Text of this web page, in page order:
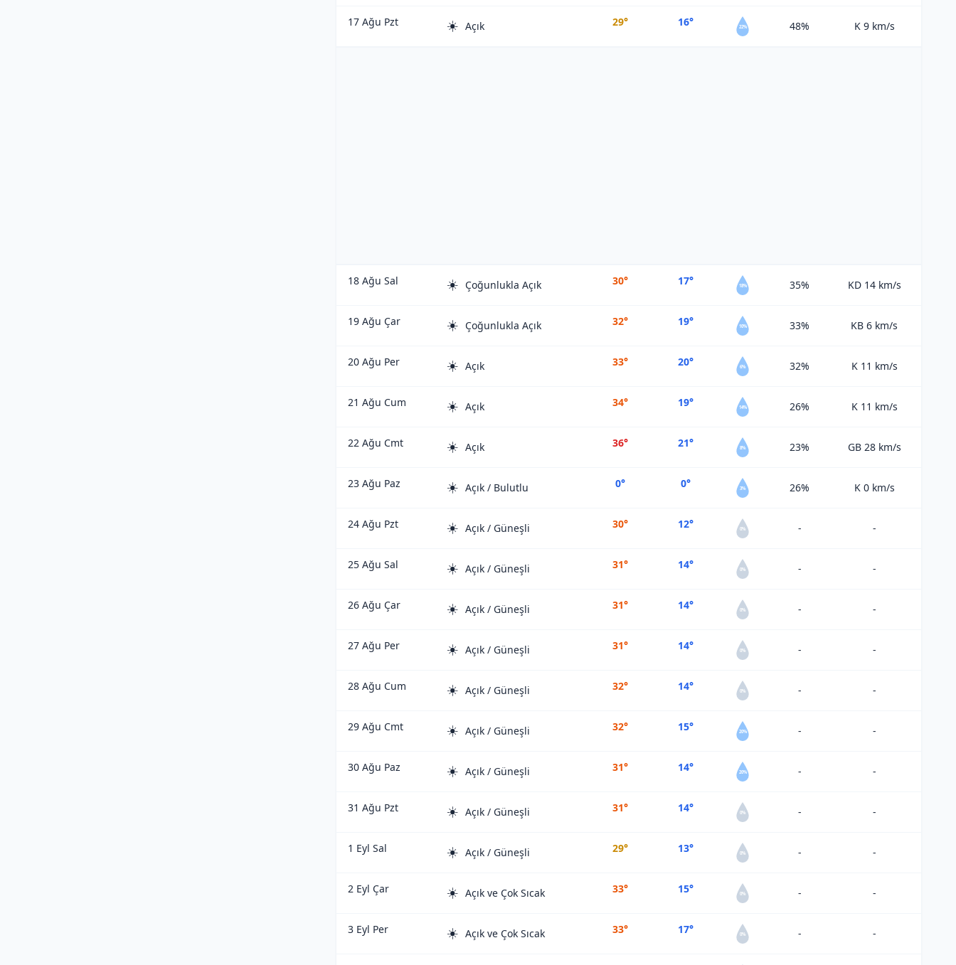
17 Ağu Pzt ☀️ Açık 29° 16° 22% 48% K 9 km/s
18 Ağu Sal ☀️ Çoğunlukla Açık 30° 17° 18% 35% KD 14 km/s
19 Ağu Çar ☀️ Çoğunlukla Açık 32° 19° 10% 33% KB 6 km/s
20 Ağu Per ☀️ Açık 33° 20° 6% 32% K 11 km/s
21 Ağu Cum ☀️ Açık 34° 19° 14% 26% K 11 km/s
22 Ağu Cmt ☀️ Açık 36° 21° 8% 23% GB 28 km/s
23 Ağu Paz ☀️ Açık / Bulutlu 0° 0° 3% 26% K 0 km/s
24 Ağu Pzt ☀️ Açık / Güneşli 30° 12° 0% - -
25 Ağu Sal ☀️ Açık / Güneşli 31° 14° 0% - -
26 Ağu Çar ☀️ Açık / Güneşli 31° 14° 0% - -
27 Ağu Per ☀️ Açık / Güneşli 31° 14° 0% - -
28 Ağu Cum ☀️ Açık / Güneşli 32° 14° 0% - -
29 Ağu Cmt ☀️ Açık / Güneşli 32° 15° 20% - -
30 Ağu Paz ☀️ Açık / Güneşli 31° 14° 20% - -
31 Ağu Pzt ☀️ Açık / Güneşli 31° 14° 0% - -
1 Eyl Sal ☀️ Açık / Güneşli 29° 13° 0% - -
2 Eyl Çar ☀️ Açık ve Çok Sıcak 33° 15° 0% - -
3 Eyl Per ☀️ Açık ve Çok Sıcak 33° 17° 0% - -